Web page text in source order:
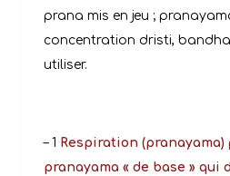
prana mis en jeu ;
concentration dristi,
– 1 Respiration (pranayama)
pranayama « de base » qui